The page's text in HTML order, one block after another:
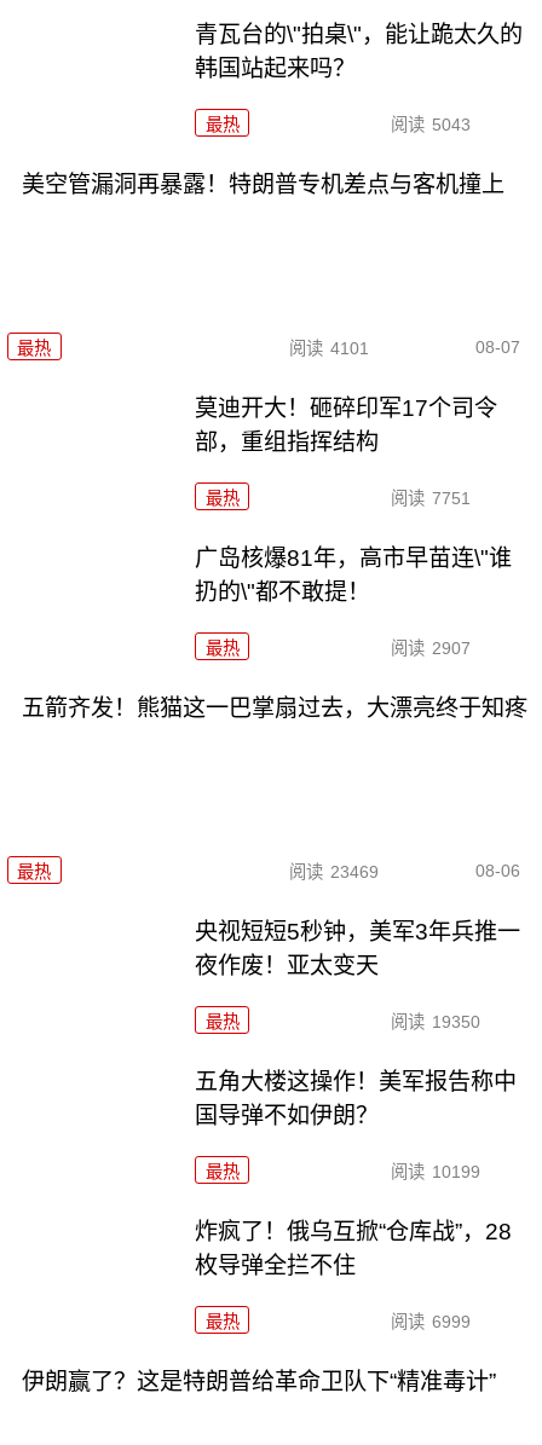
青瓦台的\"拍桌\"，能让跪太久的
韩国站起来吗？
最热 阅读 5043
美空管漏洞再暴露！特朗普专机差点与客机撞上
最热 阅读 4101 08-07
莫迪开大！砸碎印军17个司令
部，重组指挥结构
最热 阅读 7751
广岛核爆81年，高市早苗连\"谁
扔的\"都不敢提！
最热 阅读 2907
五箭齐发！熊猫这一巴掌扇过去，大漂亮终于知疼
最热 阅读 23469 08-06
央视短短5秒钟，美军3年兵推一
夜作废！亚太变天
最热 阅读 19350
五角大楼这操作！美军报告称中
国导弹不如伊朗？
最热 阅读 10199
炸疯了！俄乌互掀“仓库战”，28
枚导弹全拦不住
最热 阅读 6999
伊朗赢了？这是特朗普给革命卫队下“精准毒计”